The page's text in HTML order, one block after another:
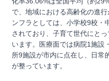
で、地域における高齢化の進
ンフラとしては、小学校9校・
されており、子育て世代にと
います。医療面では病院1施設
所9施設が市内に点在し、日常
が整っています。